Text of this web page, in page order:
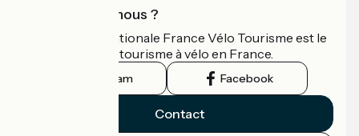
Qui sommes-nous ?
L'association nationale France Vélo Tourisme est le
guide officiel du tourisme à vélo en France.
Instagram Facebook
Contact